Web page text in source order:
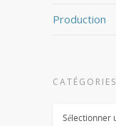
Production
CATÉGORIES
Catégories